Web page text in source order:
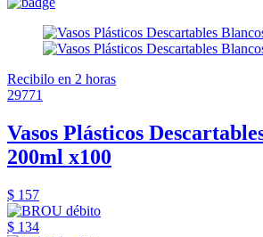
Recibilo en 2 horas
29771
Vasos Plásticos
200ml x100
$ 157
$ 134